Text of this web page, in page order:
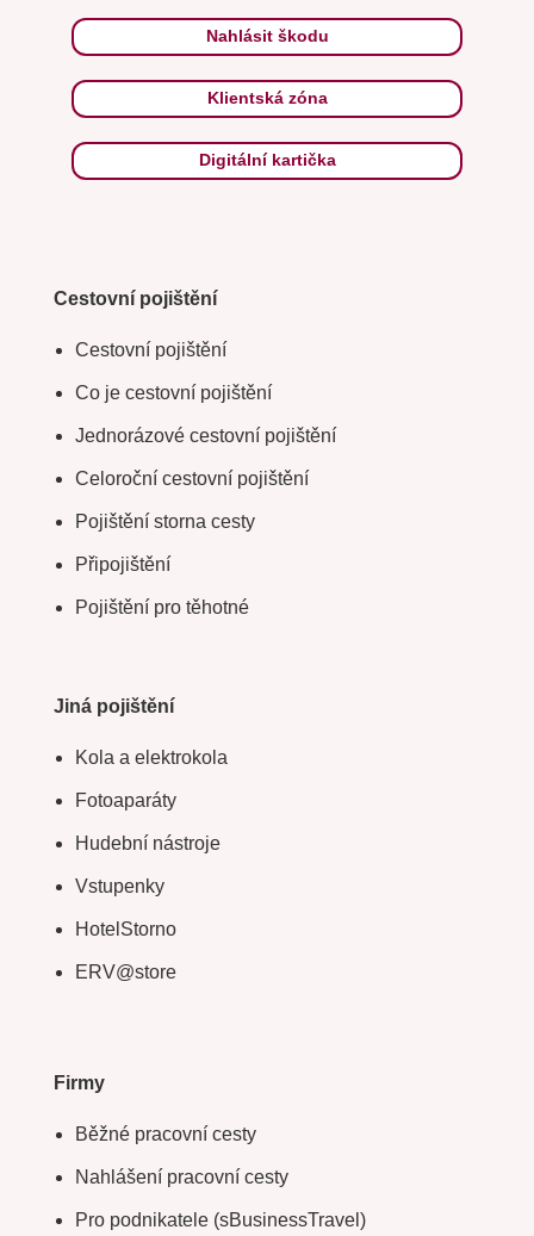
Nahlásit škodu
Klientská zóna
Digitální kartička
Cestovní pojištění
Cestovní pojištění
Co je cestovní pojištění
Jednorázové cestovní pojištění
Celoroční cestovní pojištění
Pojištění storna cesty
Připojištění
Pojištění pro těhotné
Jiná pojištění
Kola a elektrokola
Fotoaparáty
Hudební nástroje
Vstupenky
HotelStorno
ERV@store
Firmy
Běžné pracovní cesty
Nahlášení pracovní cesty
Pro podnikatele (sBusinessTravel)